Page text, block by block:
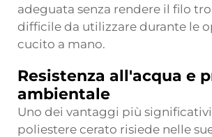
adeguata senza rendere il filo
difficile da utilizzare durante le
cucito a mano.
Resistenza all'acqua e
ambientale
Uno dei vantaggi più
poliestere cerato risiede nelle